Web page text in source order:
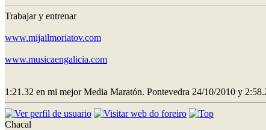
Trabajar y entrenar
www.mijailmoriatov.com
www.musicaengalicia.com
1:21.32 en mi mejor Media Maratón. Pontevedra 24/10/2010 y
Chacal